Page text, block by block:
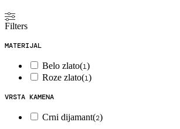
Filters
MATERIJAL
Belo zlato(1)
Roze zlato(1)
VRSTA KAMENA
Crni dijamant(2)